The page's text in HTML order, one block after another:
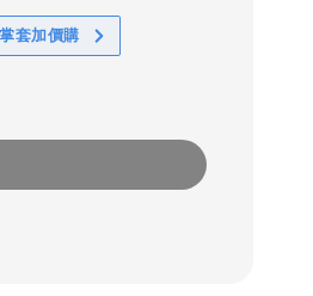
掌套加價購